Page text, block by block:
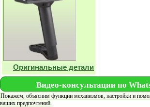
Оригинальные детали
Видео-консультации по
Покажем, объясним функции механизмов, настройки и
ваших предпочтений.